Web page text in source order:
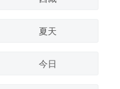
夏天
今日